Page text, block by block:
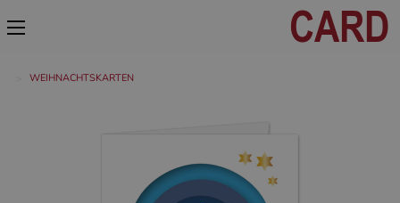
WEIHNACHTSKARTEN